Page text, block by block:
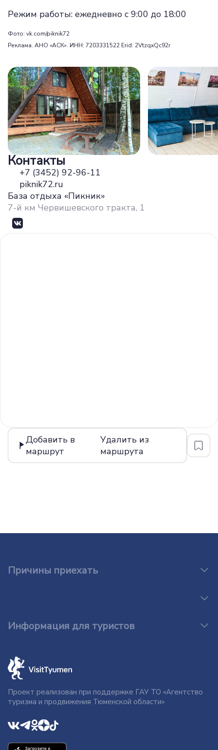
Режим работы: ежедневно с 9:00 до 18:00
Фото: vk.com/piknik72
Реклама. АНО «АСК». ИНН: 7203331522 Erid: 2VtzqxQc92r
Контакты
+7 (3452) 92-96-11
piknik72.ru
База отдыха «Пикник»
7-й км Червишевского тракта, 1
Добавить в
маршрут
Удалить из
маршрута
Причины приехать
Информация для туристов
Проект реализован при поддержке ГАУ ТО «Агентство
туризма и продвижения Тюменской области»